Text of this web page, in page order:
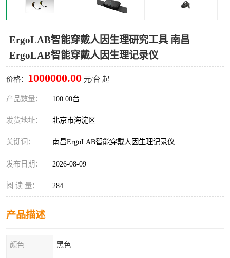
ErgoLAB智能穿戴人因生理研究工具 南昌
ErgoLAB智能穿戴人因生理记录仪
价格： 1000000.00 元/台 起
产品数量： 100.00台
发货地址： 北京市海淀区
关键词： 南昌ErgoLAB智能穿戴人因生理记录仪
发布日期： 2026-08-09
阅 读 量： 284
产品描述
颜色 黑色